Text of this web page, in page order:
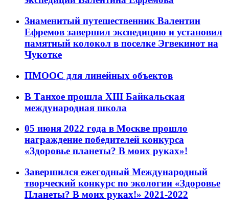
Знаменитый путешественник Валентин
Ефремов завершил экспедицию и установил
памятный колокол в поселке Эгвекинот на
Чукотке
ПМООС для линейных объектов
В Танхое прошла XIII Байкальская
международная школа
05 июня 2022 года в Москве прошло
награждение победителей конкурса
«Здоровье планеты? В моих руках»!
Завершился ежегодный Международный
творческий конкурс по экологии «Здоровье
Планеты? В моих руках!» 2021-2022